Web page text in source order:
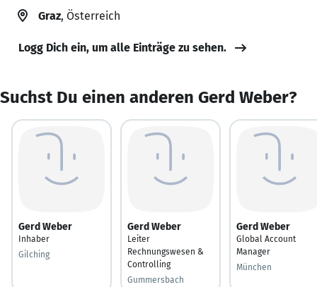
Graz, Österreich
Logg Dich ein, um alle Einträge zu sehen.
Suchst Du einen anderen Gerd Weber?
Gerd Weber
Inhaber
Gilching
Gerd Weber
Leiter
Rechnungswesen &
Controlling
Gummersbach
Gerd Weber
Global Account
Manager
München